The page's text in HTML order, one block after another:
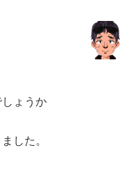
ょうか
した。